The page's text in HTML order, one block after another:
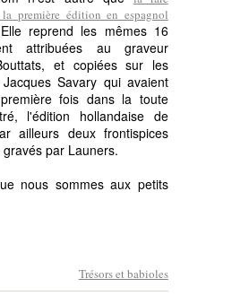
première édition en espagnol
reprend les mêmes 16
attribuées au graveur
et copiées sur les
Savary qui avaient
fois dans la toute
l'édition hollandaise de
ailleurs deux frontispices
par Launers.
nous sommes aux petits
Trésors et babioles